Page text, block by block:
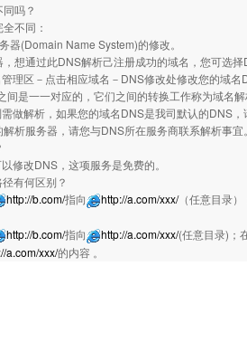
吗？
不同：
Name System)的修改。
过此DNS解析己注册成功的域名，您可选择
理区－点击相应域名－DNS修改处修改您的域名
一一对应的，它们之间的转换工作称为域名解
析，如果您的域名DNS是我司默认的DNS，
析服务器，请您与DNS所在服务商联系解析事宜。
改DNS，这项服务是免费的。
有何区别？
http://b.com/指向 http://a.com/xxx/（任意目录）
http://b.com/指向 http://a.com/xxx/(任意目录)；
a.com/xxx/的内容 。